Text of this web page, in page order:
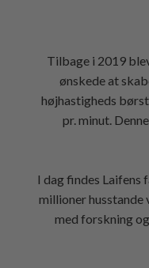
Tilbage i 2019
ønskede at
højhastigheds
pr. minut.
I dag findes
millioner husstande
med forskning